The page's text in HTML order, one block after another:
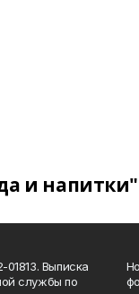
и напитки"
Выписка
службы по